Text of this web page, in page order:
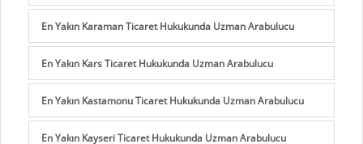
En Yakın Karaman Ticaret Hukukunda Uzman Arabulucu
En Yakın Kars Ticaret Hukukunda Uzman Arabulucu
En Yakın Kastamonu Ticaret Hukukunda Uzman Arabulucu
En Yakın Kayseri Ticaret Hukukunda Uzman Arabulucu